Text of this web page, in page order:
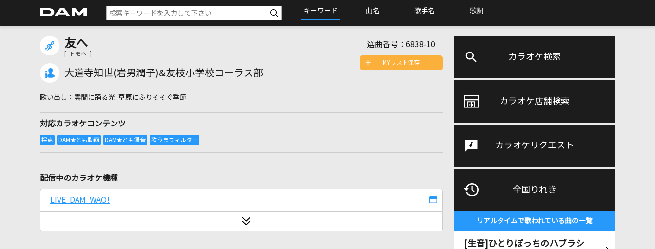
キーワード 曲名 歌手名 歌詞
カラオケ検索
カラオケ店舗検索
カラオケリクエスト
全国りれき
リアルタイムで歌われている曲の一覧
[生音]ひとりぼっちのハブラシ
友へ
[ トモヘ ]
大道寺知世(岩男潤子)&友枝小学校コーラス部
選曲番号： 6838-10
雲間に踊る光 草原にふりそそぐ季節
対応カラオケコンテンツ
MYリスト保存
配信中のカラオケ機種
LIVE DAM WAO!